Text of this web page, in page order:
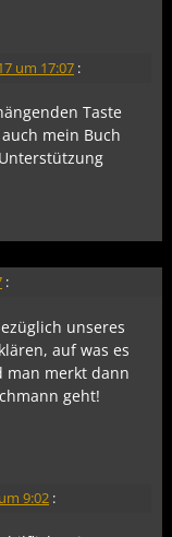
um 17:07 :
Taste
mein Buch
:
unseres
auf was es
man merkt dann
geht!
9:02 :